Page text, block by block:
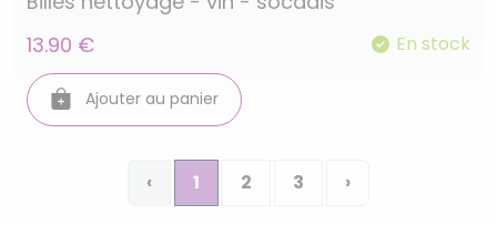
13.90 €
En stock
Ajouter au panier
‹ 1 2 3 ›